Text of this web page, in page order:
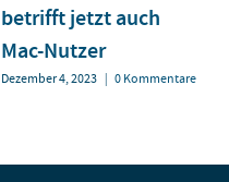
betrifft jetzt auch
Mac-Nutzer
Dezember 4, 2023 | 0 Kommentare